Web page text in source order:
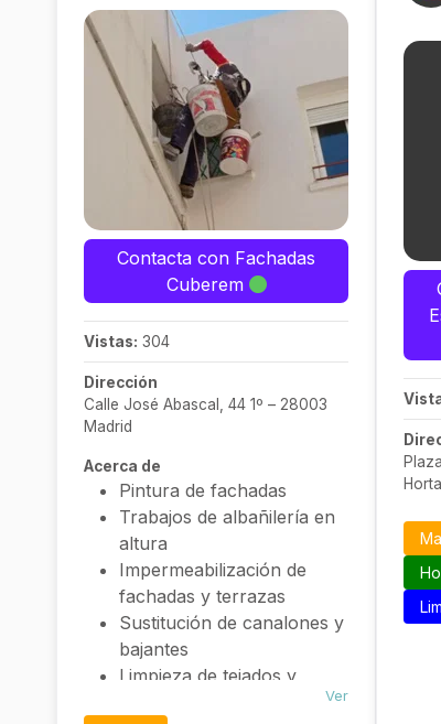
Contacta con Fachadas
Cuberem
Vistas: 304
Dirección
Calle José Abascal, 44 1º – 28003
Madrid
Acerca de
Pintura de fachadas
Trabajos de albañilería en
altura
Impermeabilización de
fachadas y terrazas
Sustitución de canalones y
bajantes
Limpieza de tejados y
Ver